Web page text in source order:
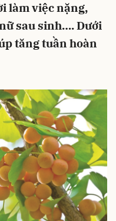
làm việc nặng,
sau sinh…. Dưới
tăng tuần hoàn